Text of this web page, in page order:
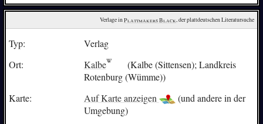
Verlage in Plattmakers Black, der plattdeutschen Literatursuche
Typ:
Verlag
Ort:
Kalbe
(Kalbe (Sittensen); Landkreis
Rotenburg (Wümme))
Karte:
Auf Karte anzeigen
(und andere in der
Umgebung)